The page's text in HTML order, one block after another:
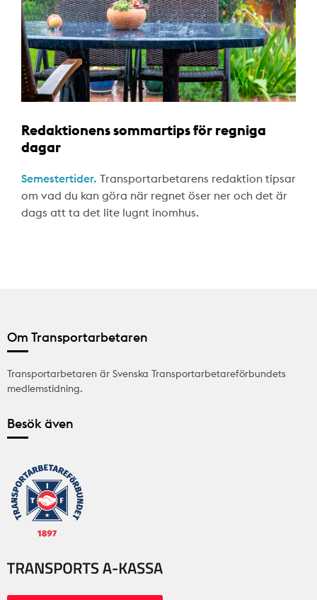
Redaktionens sommartips för regniga
dagar
Semestertider. Transportarbetarens redaktion tipsar
om vad du kan göra när regnet öser ner och det är
dags att ta det lite lugnt inomhus.
Om Transportarbetaren
Transportarbetaren är Svenska Transportarbetareförbundets
medlemstidning.
Besök även